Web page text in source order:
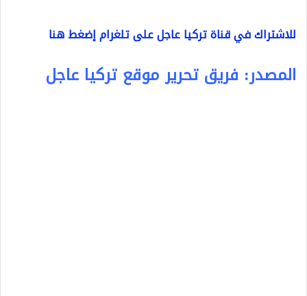
للاشتراك في قناة تركيا عاجل على تلغرام إضغط هنا
المصدر: فريق تحرير موقع تركيا عاجل